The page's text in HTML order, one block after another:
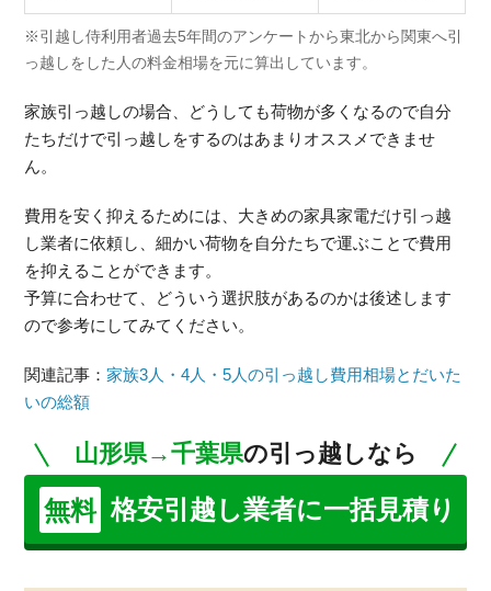
※引越し侍利用者過去5年間のアンケートから東北から関東へ引
っ越しをした人の料金相場を元に算出しています。
家族引っ越しの場合、どうしても荷物が多くなるので自分
たちだけで引っ越しをするのはあまりオススメできませ
ん。
費用を安く抑えるためには、大きめの家具家電だけ引っ越
し業者に依頼し、細かい荷物を自分たちで運ぶことで費用
を抑えることができます。
予算に合わせて、どういう選択肢があるのかは後述します
ので参考にしてみてください。
関連記事：家族3人・4人・5人の引っ越し費用相場とだいた
いの総額
山形県→千葉県の引っ越しなら
無料 格安引越し業者に一括見積り